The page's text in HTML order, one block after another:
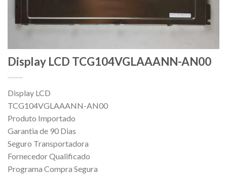
Display LCD TCG104VGLAAANN-AN00
Display LCD
TCG104VGLAAANN-AN00
Produto Importado
Garantia de 90 Dias
Seguro Transportadora
Fornecedor Qualificado
Programa Compra Segura